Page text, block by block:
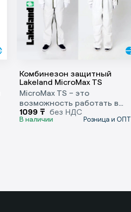
Комбинезон защитный
Lakeland MicroMax TS
MicroMax TS – это
возможность работать в
средах с биологической
опасностью без лишних
1099 ₸ без НДС
В наличии Розница и ОПТ